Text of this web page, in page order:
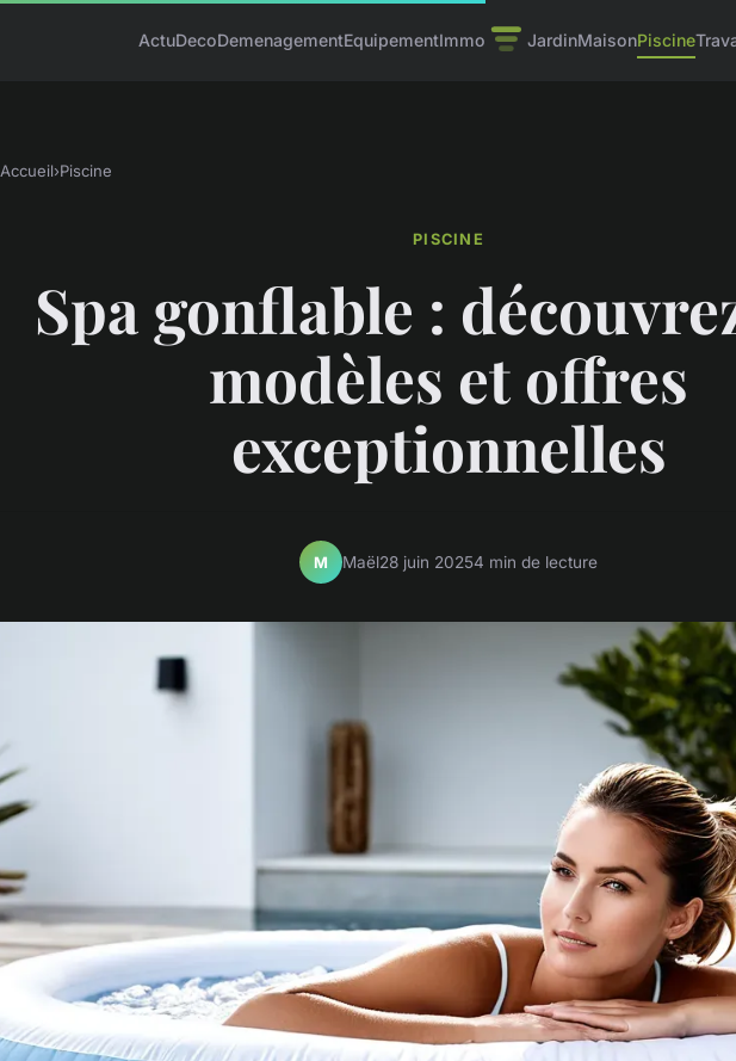
ActuDecoDemenagementEquipementImmo JardinMaisonPiscine
Accueil›Piscine
PISCINE
Spa gonflable :
modèles et offres
exceptionnelles
M Maël28 juin 20254 min de lecture